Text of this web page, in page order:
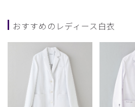
おすすめのレディース白衣